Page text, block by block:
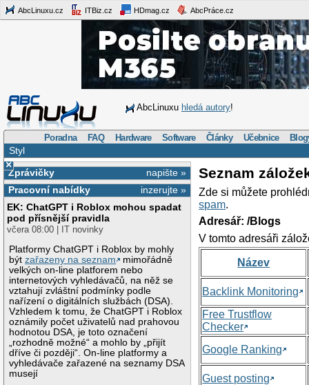
AbcLinuxu.cz ITBiz.cz HDmag.cz AbcPráce.cz
AbcLinuxu hledá autory!
Poradna FAQ Hardware Software Články Učebnice
Styl
×
napište »
Zprávičky
inzerujte »
Pracovní nabídky
EK: ChatGPT i Roblox mohou spadat
pod přísnější pravidla
včera 08:00 | IT novinky
Platformy ChatGPT i Roblox by mohly
býtzařazeny na seznam
mimořádně
velkých on-line platforem nebo
internetových vyhledávačů, na něž se
vztahují zvláštní podmínky podle
nařízení o digitálních službách (DSA).
Vzhledem k tomu, že ChatGPT i Roblox
oznámily počet uživatelů nad prahovou
hodnotou DSA, je toto označení
„rozhodně možné“ a mohlo by „přijít
dříve či později“. On-line platformy a
vyhledávače zařazené na seznamy DSA
musejí
Seznam
Zde si můžete
spam.
Adresář: /Blogs
V tomto adresáři
Název
Backlink Monitoring
Free Trustflow
Checker
Google Ranking
Guest posting